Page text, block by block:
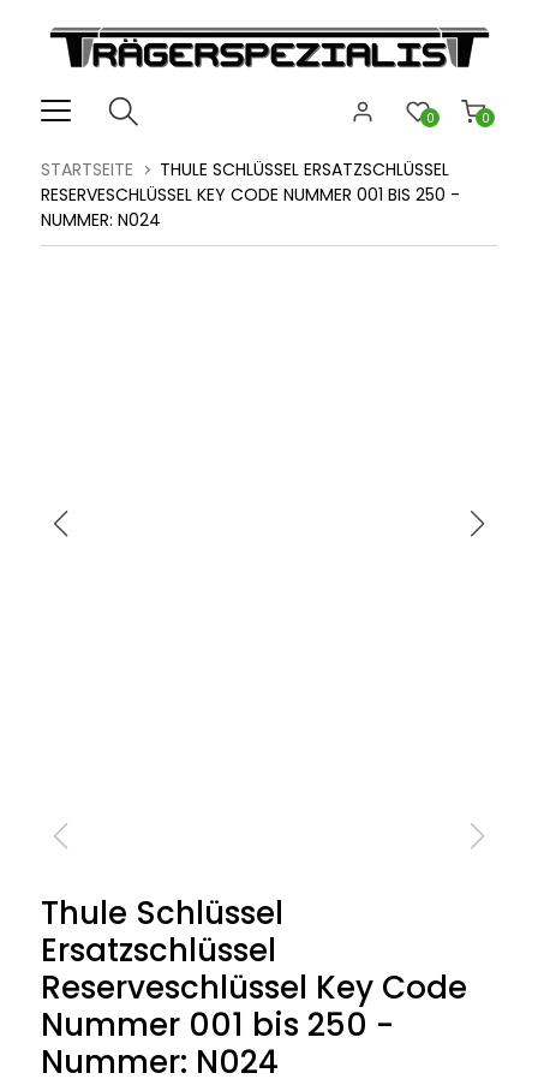
0
0
STARTSEITE
THULE SCHLÜSSEL ERSATZSCHLÜSSEL
RESERVESCHLÜSSEL KEY CODE NUMMER 001 BIS 250 -
NUMMER: N024
Thule Schlüssel
Ersatzschlüssel
Reserveschlüssel Key Code
Nummer 001 bis 250 -
Nummer: N024